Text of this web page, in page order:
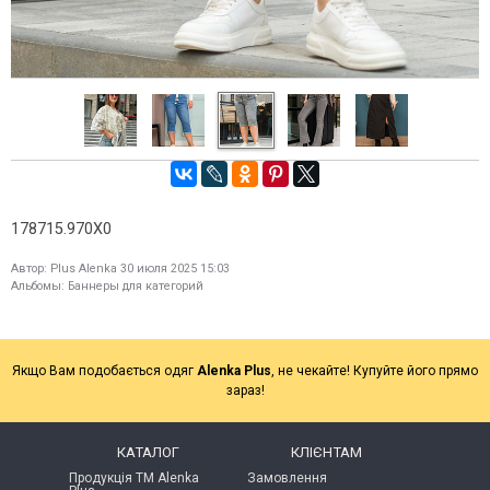
178715.970X0
Автор: Plus Alenka 30 июля 2025 15:03
Альбомы: Баннеры для категорий
Якщо Вам подобається одяг Alenka Plus, не чекайте! Купуйте його прямо
зараз!
КАТАЛОГ
Продукція ТМ Alenka
КЛІЄНТАМ
Замовлення